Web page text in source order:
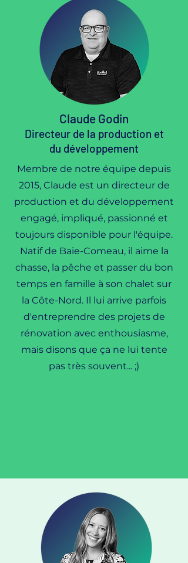
Claude Godin
Directeur de la production et
du développement
Membre de notre équipe depuis
2015, Claude est un directeur de
production et du développement
engagé, impliqué, passionné et
toujours disponible pour l'équipe.
Natif de Baie-Comeau, il aime la
chasse, la pêche et passer du bon
temps en famille à son chalet sur
la Côte-Nord. Il lui arrive parfois
d'entreprendre des projets de
rénovation avec enthousiasme,
mais disons que ça ne lui tente
pas très souvent... ;)